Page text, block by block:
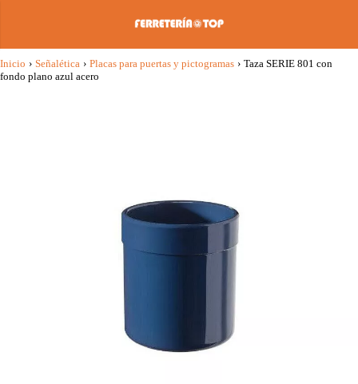
Inicio › Señalética › Placas para puertas y pictogramas › Taza SERIE 801 con
fondo plano azul acero